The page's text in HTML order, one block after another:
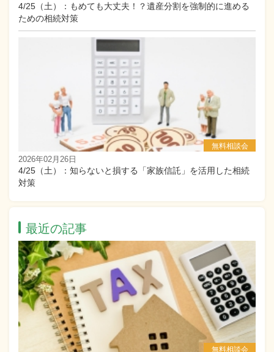
4/25（土）：もめても大丈夫！？遺産分割を強制的に進める
ための相続対策
相続セミナー
無料相談会
2026年02月26日
4/25（土）：知らないと損する「家族信託」を活用した相続
対策
最近の記事
相続セミナー
無料相談会